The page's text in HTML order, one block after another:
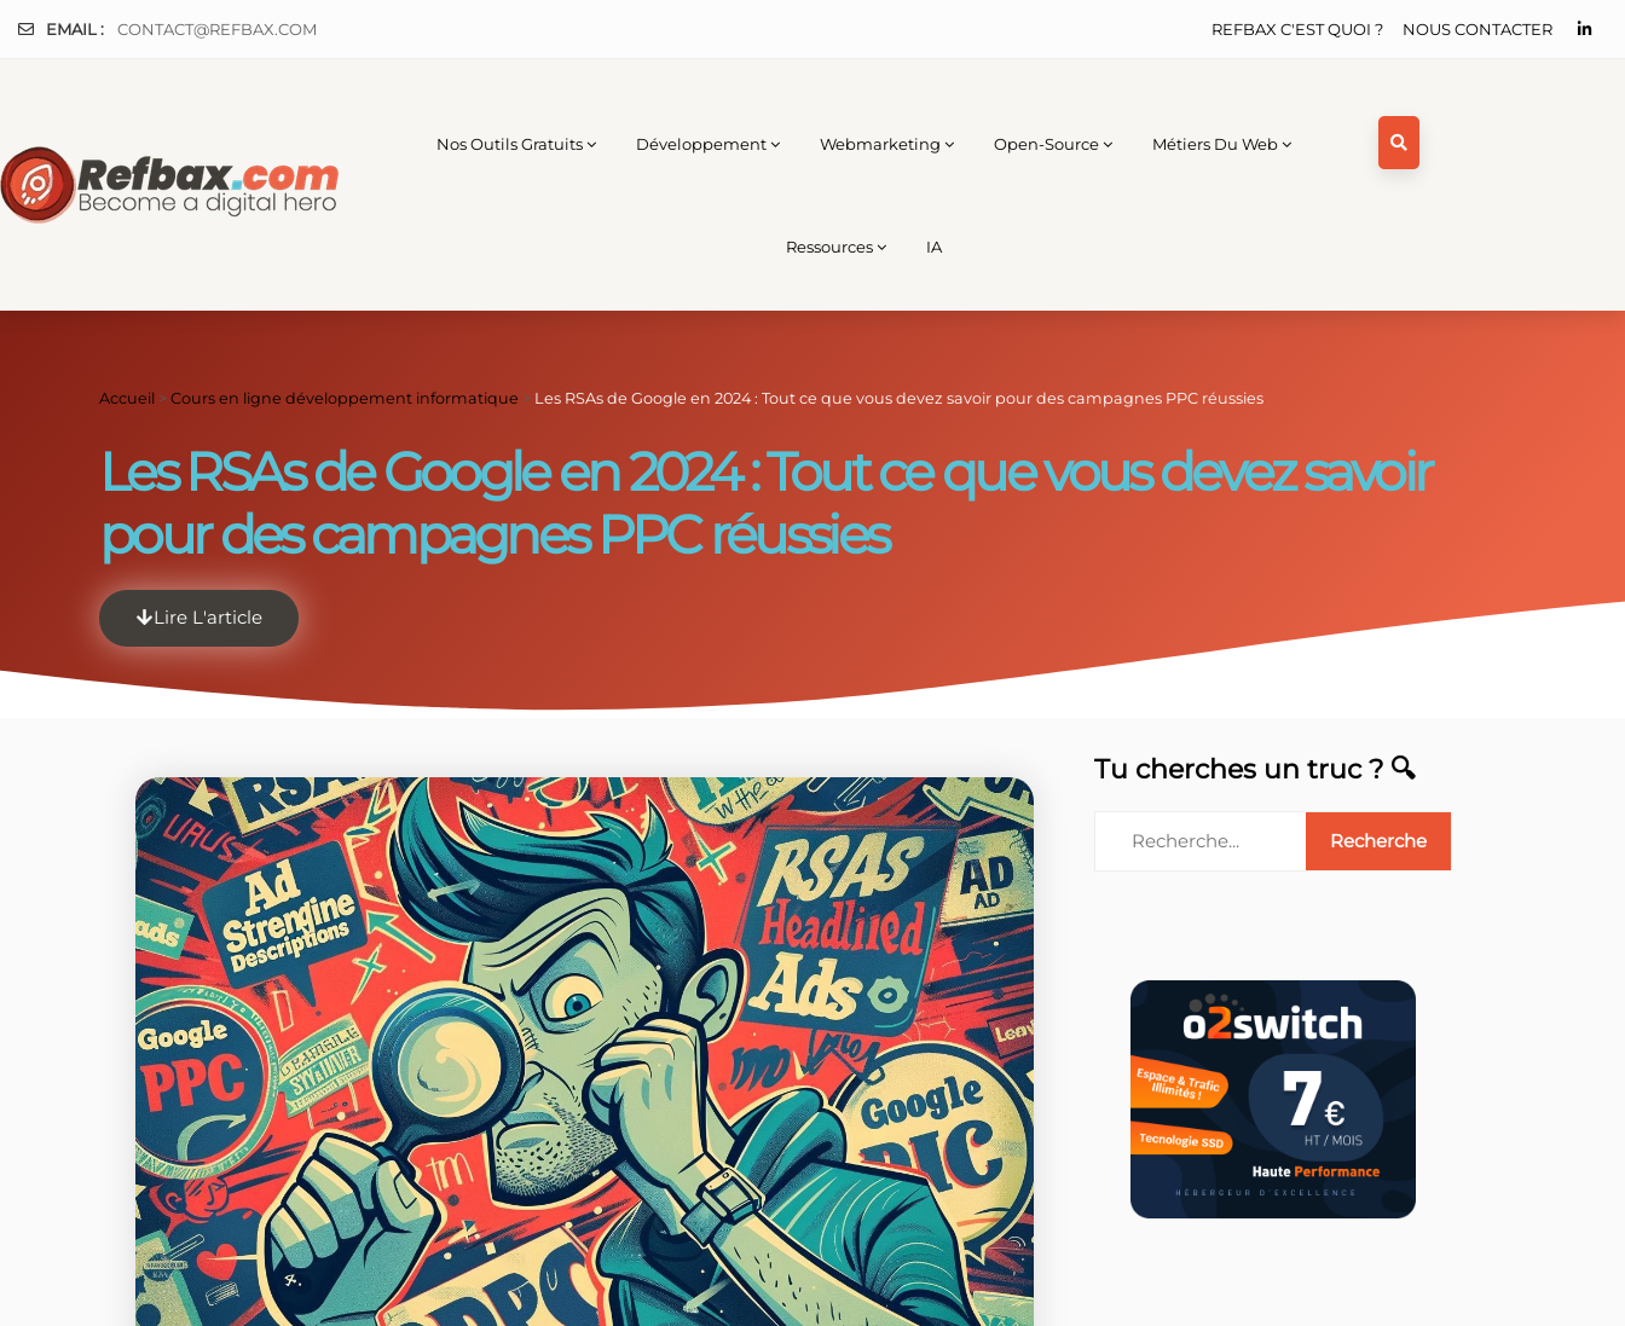
EMAIL : CONTACT@REFBAX.COM NOUS CONTACTER
REFBAX C'EST QUOI ?
Nos Outils Gratuits Développement Webmarketing Open-Source Métiers Du Web
Ressources IA
Accueil > Cours en ligne développement informatique > Les RSAs de Google en 2024 : Tout ce que vous devez savoir pour des campagnes PPC réussies
Les RSAs de Google en 2024 : Tout ce que vous devez savoir
pour des campagnes PPC réussies
Lire L'article
Tu cherches un truc ? 🔍